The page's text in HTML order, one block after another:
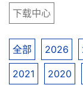
下载中心
全部 2026
2021 2020